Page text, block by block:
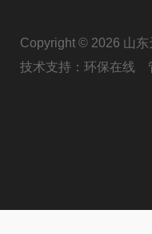
Copyright © 2026 山
技术支持： 环保在线